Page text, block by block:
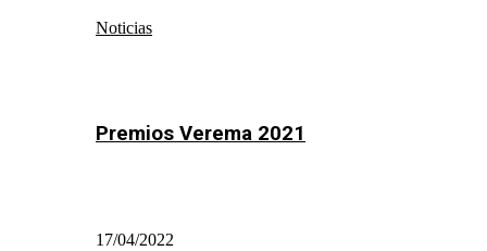
Noticias
Premios Verema 2021
17/04/2022